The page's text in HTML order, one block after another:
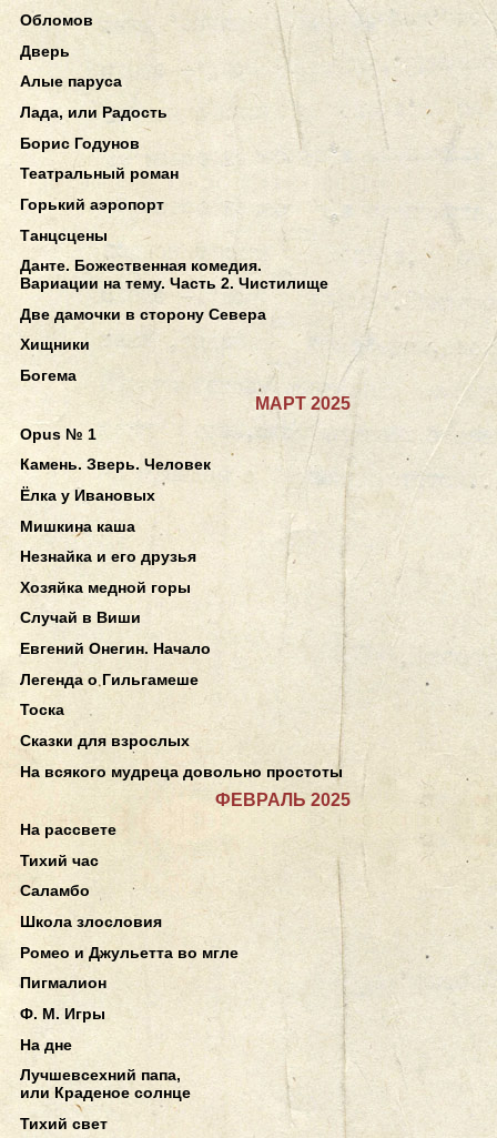
Обломов
Дверь
Алые паруса
Лада, или Радость
Борис Годунов
Театральный роман
Горький аэропорт
Танцсцены
Данте. Божественная комедия.
Вариации на тему. Часть 2. Чистилище
Две дамочки в сторону Севера
Хищники
Богема
МАРТ 2025
Opus № 1
Камень. Зверь. Человек
Ёлка у Ивановых
Мишкина каша
Незнайка и его друзья
Хозяйка медной горы
Случай в Виши
Евгений Онегин. Начало
Легенда о Гильгамеше
Тоска
Сказки для взрослых
На всякого мудреца довольно простоты
ФЕВРАЛЬ 2025
На рассвете
Тихий час
Саламбо
Школа злословия
Ромео и Джульетта во мгле
Пигмалион
Ф. М. Игры
На дне
Лучшевсехний папа,
или Краденое солнце
Тихий свет